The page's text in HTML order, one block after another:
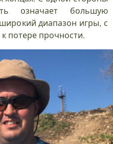
означает большую
диапазон игры, с
потере прочности.